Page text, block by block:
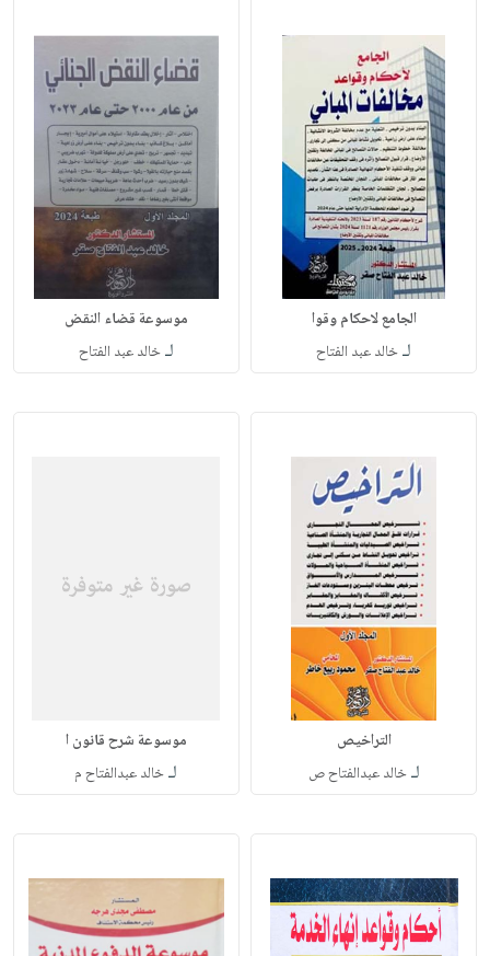
الجامع لاحكام وقوا
لـخالد عبد الفتاح
موسوعة قضاء النقض
لـخالد عبد الفتاح
التراخيص
لـخالد عبدالفتاح ص
موسوعة شرح قانون ا
لـخالد عبدالفتاح م